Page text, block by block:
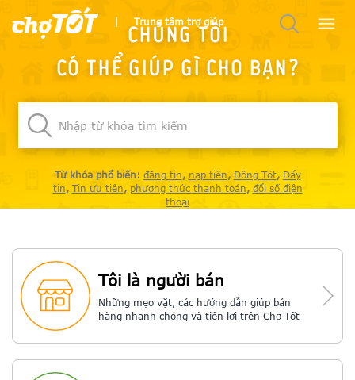
Trung tâm trợ giúp
Chúng tôi
có thể giúp gì cho bạn?
Từ khóa phổ biến: đăng tin, nạp tiền, Đồng Tốt, Đẩy
tin, Tin ưu tiên, phương thức thanh toán, đổi số điện
thoại
Tôi là người bán
Những mẹo vặt, các hướng dẫn giúp bán
hàng nhanh chóng và tiện lợi trên Chợ Tốt